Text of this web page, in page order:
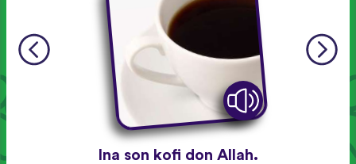
Ina son kofi don Allah.